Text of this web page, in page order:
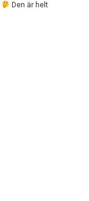
Den är helt